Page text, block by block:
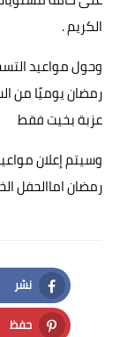
الكريم .
عزبة بخيت فقط
رمضان اماالحفل
نشر
حفظ